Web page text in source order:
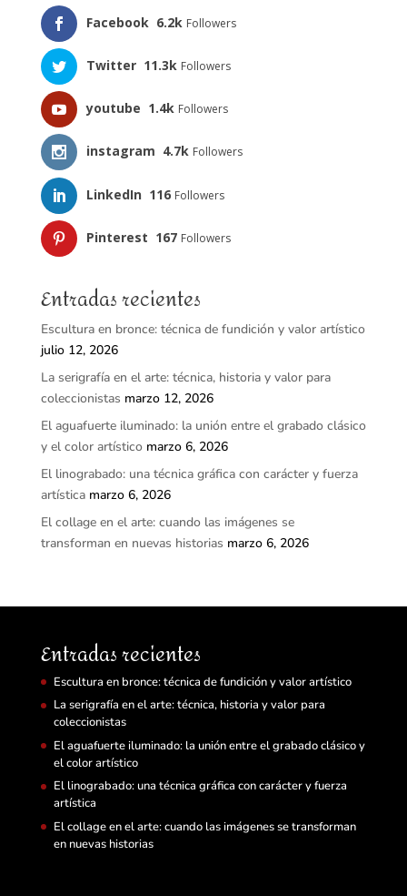
Facebook 6.2k Followers
Twitter 11.3k Followers
youtube 1.4k Followers
instagram 4.7k Followers
LinkedIn 116 Followers
Pinterest 167 Followers
Entradas recientes
Escultura en bronce: técnica de fundición y valor artístico
julio 12, 2026
La serigrafía en el arte: técnica, historia y valor para
coleccionistas marzo 12, 2026
El aguafuerte iluminado: la unión entre el grabado clásico
y el color artístico marzo 6, 2026
El linograbado: una técnica gráfica con carácter y fuerza
artística marzo 6, 2026
El collage en el arte: cuando las imágenes se
transforman en nuevas historias marzo 6, 2026
Entradas recientes
Escultura en bronce: técnica de fundición y valor artístico
La serigrafía en el arte: técnica, historia y valor para
coleccionistas
El aguafuerte iluminado: la unión entre el grabado clásico y
el color artístico
El linograbado: una técnica gráfica con carácter y fuerza
artística
El collage en el arte: cuando las imágenes se transforman
en nuevas historias